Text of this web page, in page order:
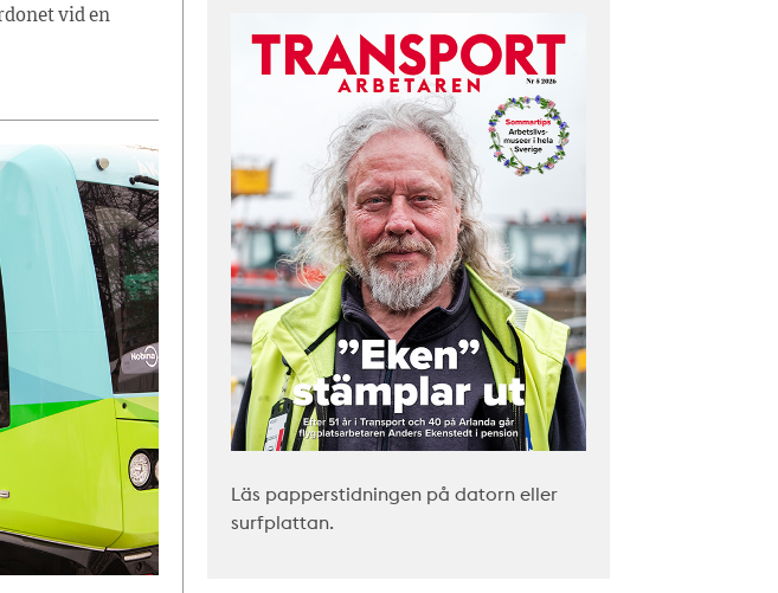
vid en
Läs papperstidningen på datorn eller
surfplattan.